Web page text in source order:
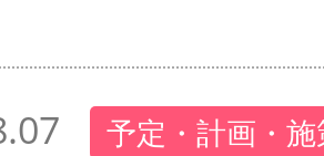
予定・計画・